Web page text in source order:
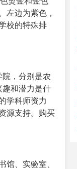
左边为紫色，
校的特殊排
院，分别是农
趣和潜力是什
学科师资力
源支持。购买
馆、实验室、